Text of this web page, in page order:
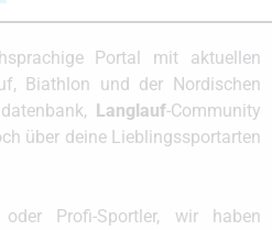
Portal mit aktuellen
Biathlon und der Nordischen
Langlauf-Community
über deine Lieblingssportarten
oder Profi-Sportler, wir haben